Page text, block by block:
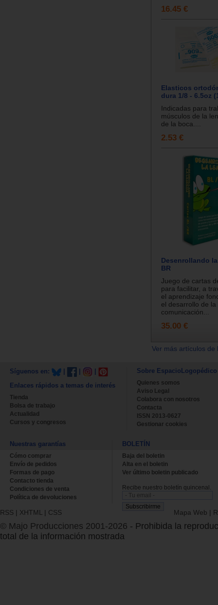
16.45 €
Elasticos
dura 1/8 - 6.5oz
Indicadas para
músculos de la
de la boca....
2.53 €
Desenrollando
BR
Juego de cartas
para facilitar, a
el aprendizaje
el desarrollo de la
comunicación...
35.00 €
Ver más artículos
Síguenos en:
Enlaces rápidos a temas de interés
Tienda
Bolsa de trabajo
Actualidad
Cursos y congresos
Sobre EspacioLogopédico
Quienes somos
Aviso Legal
Colabora con nosotros
Contacta
ISSN 2013-0627
Gestionar cookies
Nuestras garantías
Cómo comprar
Envío de pedidos
Formas de pago
Contacto tienda
Condiciones de venta
Política de devoluciones
BOLETÍN
Baja del boletin
Alta en el boletin
Ver último boletin publicado
Recibe nuestro boletín quincenal.
RSS | XHTML | CSS Mapa Web |
© Majo Producciones 2001-2026 - Prohibida la
total de la información mostrada